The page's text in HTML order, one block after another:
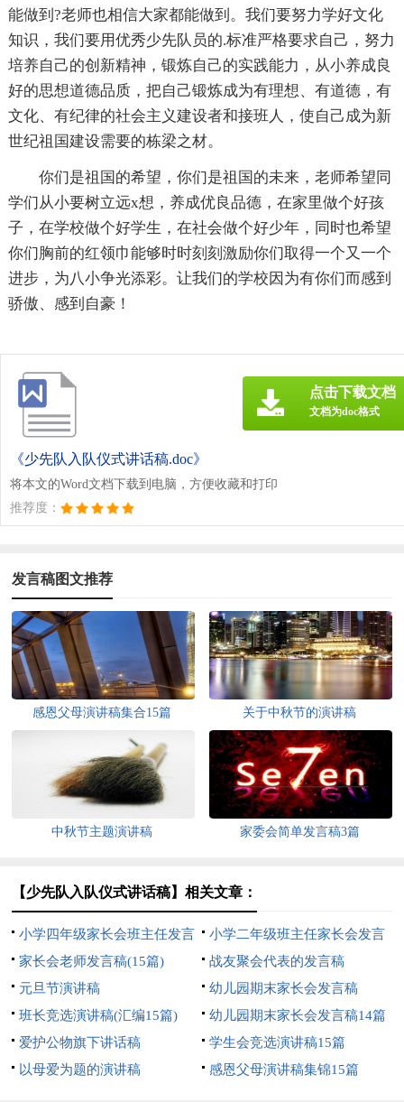
能做到?老师也相信大家都能做到。我们要努力学好文化
知识，我们要用优秀少先队员的.标准严格要求自己，努力
培养自己的创新精神，锻炼自己的实践能力，从小养成良
好的思想道德品质，把自己锻炼成为有理想、有道德，有
文化、有纪律的社会主义建设者和接班人，使自己成为新
世纪祖国建设需要的栋梁之材。
你们是祖国的希望，你们是祖国的未来，老师希望同
学们从小要树立远x想，养成优良品德，在家里做个好孩
子，在学校做个好学生，在社会做个好少年，同时也希望
你们胸前的红领巾能够时时刻刻激励你们取得一个又一个
进步，为八小争光添彩。让我们的学校因为有你们而感到
骄傲、感到自豪！
《少先队入队仪式讲话稿.doc》
将本文的Word文档下载到电脑，方便收藏和打印
推荐度：
点击下载文档
文档为doc格式
发言稿图文推荐
感恩父母演讲稿集合15篇 关于中秋节的演讲稿
中秋节主题演讲稿 家委会简单发言稿3篇
【少先队入队仪式讲话稿】相关文章：
小学四年级家长会班主任发言
稿
小学二年级班主任家长会发言
稿
家长会老师发言稿(15篇)
战友聚会代表的发言稿
元旦节演讲稿
幼儿园期末家长会发言稿
班长竞选演讲稿(汇编15篇)
幼儿园期末家长会发言稿14篇
爱护公物旗下讲话稿
学生会竞选演讲稿15篇
以母爱为题的演讲稿
感恩父母演讲稿集锦15篇